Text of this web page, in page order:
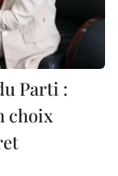
Parti :
choix